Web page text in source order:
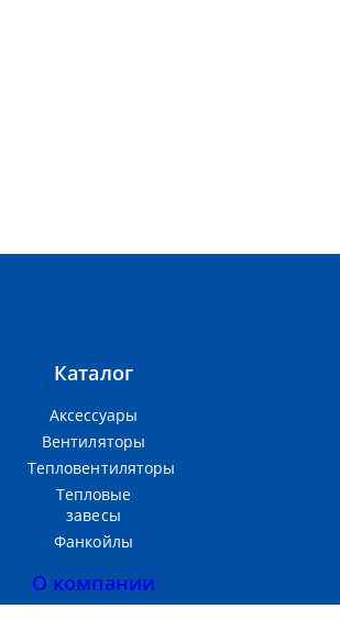
Каталог
Аксессуары
Вентиляторы
Тепловентиляторы
Тепловые
завесы
Фанкойлы
О компании